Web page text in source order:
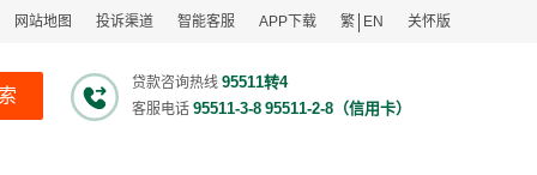
网站地图 投诉渠道 智能客服 APP下载 繁 EN 关怀版
贷款咨询热线 95511转4
客服电话 95511-3-8 95511-2-8（信用卡）